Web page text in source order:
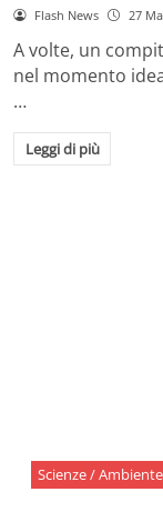
Flash News 27
A volte, un
nel momento
…
Leggi di più
Scienze / Ambiente